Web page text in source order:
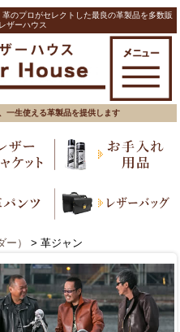
のプロがセレクトした最良の革製品を多数販
ザーハウス
一生使える革製品を提供します
） > 革ジャン